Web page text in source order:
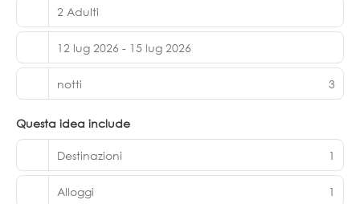
rimborsato alla partenza.
2 Adulti
12 lug 2026 - 15 lug 2026
notti 3
Questa idea include
Destinazioni 1
Alloggi 1